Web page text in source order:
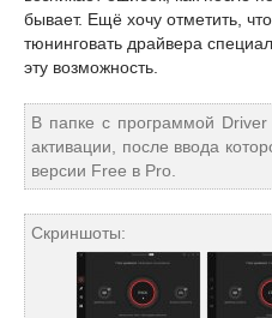
бывает. Ещё хочу отметить,
тюнинговать драйвера
эту возможность.
В папке с программой
активации, после ввода
версии Free в Pro.
Скриншоты: